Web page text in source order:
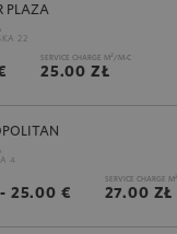
PLAZA
22
SERVICE CHARGE M2 /M-C
25.00 ZŁ
4
25.00 €
SERVICE CHARGE M2
27.00 ZŁ